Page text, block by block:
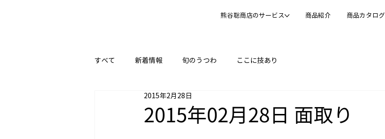
熊谷聡商店のサービス 商品紹介 商品カタログ
すべて 新着情報 旬のうつわ ここに技あり
2015年02月28日 面取り
2015年2月28日